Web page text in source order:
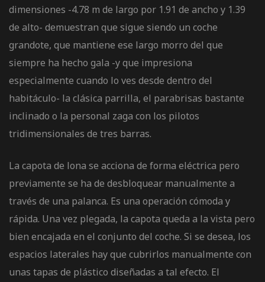
dimensiones -4.78 m de largo por 1.91 de ancho y 1.39
de alto- demuestran que sigue siendo un coche
grandote, que mantiene ese largo morro del que
siempre ha hecho gala -y que impresiona
especialmente cuando lo ves desde dentro del
habitáculo- la clásica parrilla, el parabrisas bastante
inclinado o la personal zaga con los pilotos
tridimensionales de tres barras.
La capota de lona se acciona de forma eléctrica pero
previamente se ha de desbloquear manualmente a
través de una palanca. Es una operación cómoda y
rápida. Una vez plegada, la capota queda a la vista pero
bien encajada en el conjunto del coche. Si se desea, los
espacios laterales hay que cubrirlos manualmente con
unas tapas de plástico diseñadas a tal efecto. El